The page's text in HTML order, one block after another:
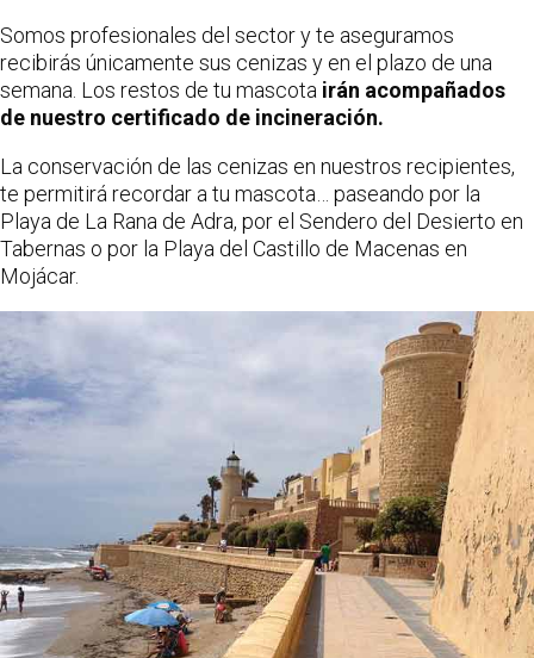
Somos profesionales del sector y te aseguramos
recibirás únicamente sus cenizas y en el plazo de una
semana. Los restos de tu mascota irán acompañados
de nuestro certificado de incineración.
La conservación de las cenizas en nuestros recipientes,
te permitirá recordar a tu mascota… paseando por la
Playa de La Rana de Adra, por el Sendero del Desierto en
Tabernas o por la Playa del Castillo de Macenas en
Mojácar.